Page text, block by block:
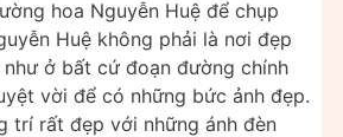
hoa Nguyễn Huệ để chụp
Huệ không phải là nơi đẹp
như ở bất cứ đoạn đường chính
vời để có những bức ảnh đẹp.
trí rất đẹp với những ánh đèn